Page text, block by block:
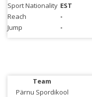
Sport Nationality EST
Reach
-
Jump
-
Team
Pärnu Spordikool